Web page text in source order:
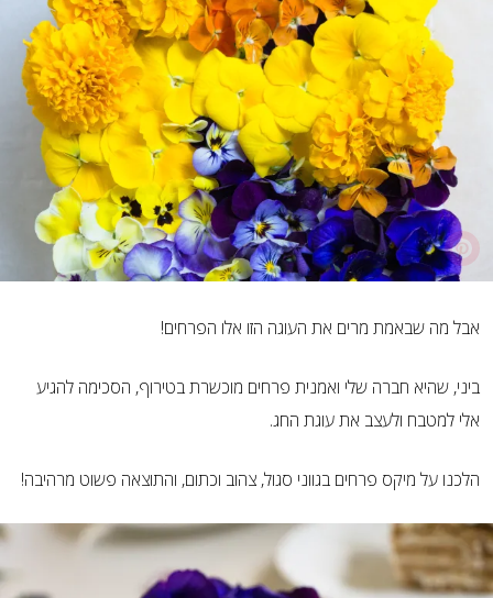
אבל מה שבאמת מרים את העוגה הזו אלו הפרחים!
ביני, שהיא חברה שלי ואמנית פרחים מוכשרת בטירוף, הסכימה להגיע
אלי למטבח ולעצב את עוגת החג.
הלכנו על מיקס פרחים בגווני סגול, צהוב וכתום, והתוצאה פשוט מרהיבה!